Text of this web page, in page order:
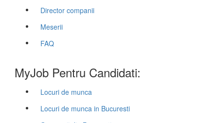
Director companii
Meserii
FAQ
MyJob Pentru Candidati:
Locuri de munca
Locuri de munca in Bucuresti